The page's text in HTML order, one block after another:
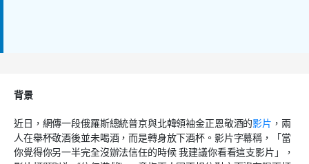
背景
近日，網傳一段俄羅斯總統普京與北韓領袖金正恩敬酒的影片 ，兩
人在舉杯敬酒後並未喝酒，而是轉身放下酒杯。影片字幕稱，「當
你覺得你另一半完全沒辦法信任的時候 我建議你看看這支影片」，